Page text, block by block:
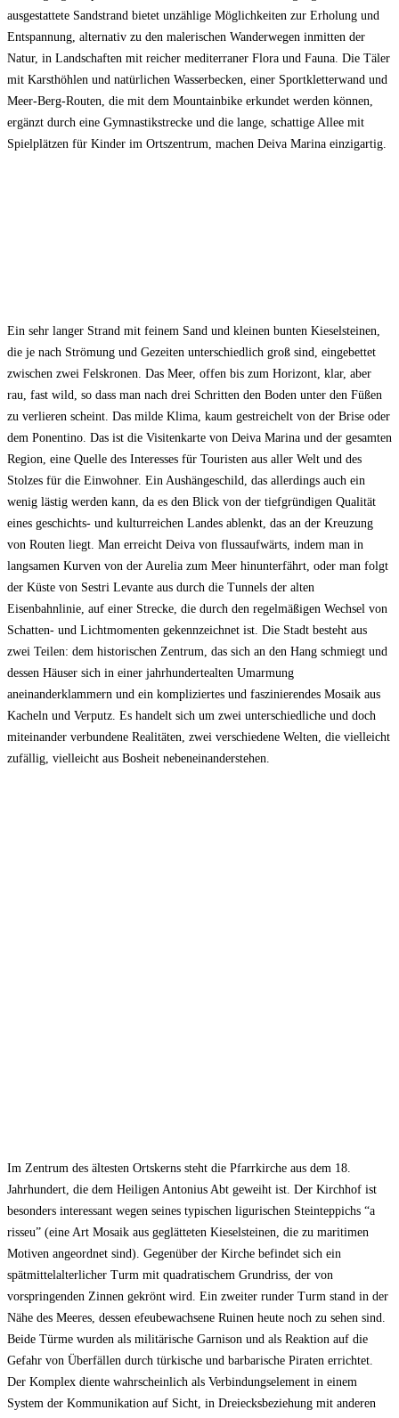
ausgestattete Sandstrand bietet unzählige Möglichkeiten zur Erholung und
Entspannung, alternativ zu den malerischen Wanderwegen inmitten der
Natur, in Landschaften mit reicher mediterraner Flora und Fauna. Die Täler
mit Karsthöhlen und natürlichen Wasserbecken, einer Sportkletterwand und
Meer-Berg-Routen, die mit dem Mountainbike erkundet werden können,
ergänzt durch eine Gymnastikstrecke und die lange, schattige Allee mit
Spielplätzen für Kinder im Ortszentrum, machen Deiva Marina einzigartig.
Ein sehr langer Strand mit feinem Sand und kleinen bunten Kieselsteinen,
die je nach Strömung und Gezeiten unterschiedlich groß sind, eingebettet
zwischen zwei Felskronen. Das Meer, offen bis zum Horizont, klar, aber
rau, fast wild, so dass man nach drei Schritten den Boden unter den Füßen
zu verlieren scheint. Das milde Klima, kaum gestreichelt von der Brise oder
dem Ponentino. Das ist die Visitenkarte von Deiva Marina und der gesamten
Region, eine Quelle des Interesses für Touristen aus aller Welt und des
Stolzes für die Einwohner. Ein Aushängeschild, das allerdings auch ein
wenig lästig werden kann, da es den Blick von der tiefgründigen Qualität
eines geschichts- und kulturreichen Landes ablenkt, das an der Kreuzung
von Routen liegt. Man erreicht Deiva von flussaufwärts, indem man in
langsamen Kurven von der Aurelia zum Meer hinunterfährt, oder man folgt
der Küste von Sestri Levante aus durch die Tunnels der alten
Eisenbahnlinie, auf einer Strecke, die durch den regelmäßigen Wechsel von
Schatten- und Lichtmomenten gekennzeichnet ist. Die Stadt besteht aus
zwei Teilen: dem historischen Zentrum, das sich an den Hang schmiegt und
dessen Häuser sich in einer jahrhundertealten Umarmung
aneinanderklammern und ein kompliziertes und faszinierendes Mosaik aus
Kacheln und Verputz. Es handelt sich um zwei unterschiedliche und doch
miteinander verbundene Realitäten, zwei verschiedene Welten, die vielleicht
zufällig, vielleicht aus Bosheit nebeneinanderstehen.
Im Zentrum des ältesten Ortskerns steht die Pfarrkirche aus dem 18.
Jahrhundert, die dem Heiligen Antonius Abt geweiht ist. Der Kirchhof ist
besonders interessant wegen seines typischen ligurischen Steinteppichs “a
risseu” (eine Art Mosaik aus geglätteten Kieselsteinen, die zu maritimen
Motiven angeordnet sind). Gegenüber der Kirche befindet sich ein
spätmittelalterlicher Turm mit quadratischem Grundriss, der von
vorspringenden Zinnen gekrönt wird. Ein zweiter runder Turm stand in der
Nähe des Meeres, dessen efeubewachsene Ruinen heute noch zu sehen sind.
Beide Türme wurden als militärische Garnison und als Reaktion auf die
Gefahr von Überfällen durch türkische und barbarische Piraten errichtet.
Der Komplex diente wahrscheinlich als Verbindungselement in einem
System der Kommunikation auf Sicht, in Dreiecksbeziehung mit anderen